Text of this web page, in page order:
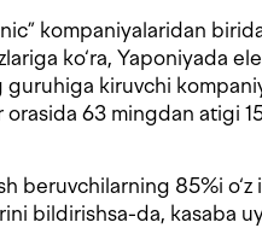
kompaniyalaridan
ko‘ra, Yaponiyada
guruhiga kiruvchi
orasida 63 mingdan atigi
beruvchilarning 85%i
bildirishsa-da, kasaba